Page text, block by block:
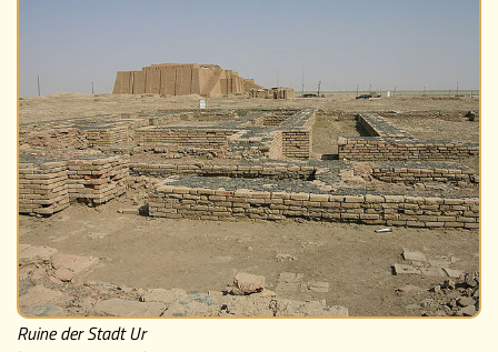
Memospiel
Mach mit!
Buchtipps
Schulmaterialien
Museen
Ruine der Stadt Ur